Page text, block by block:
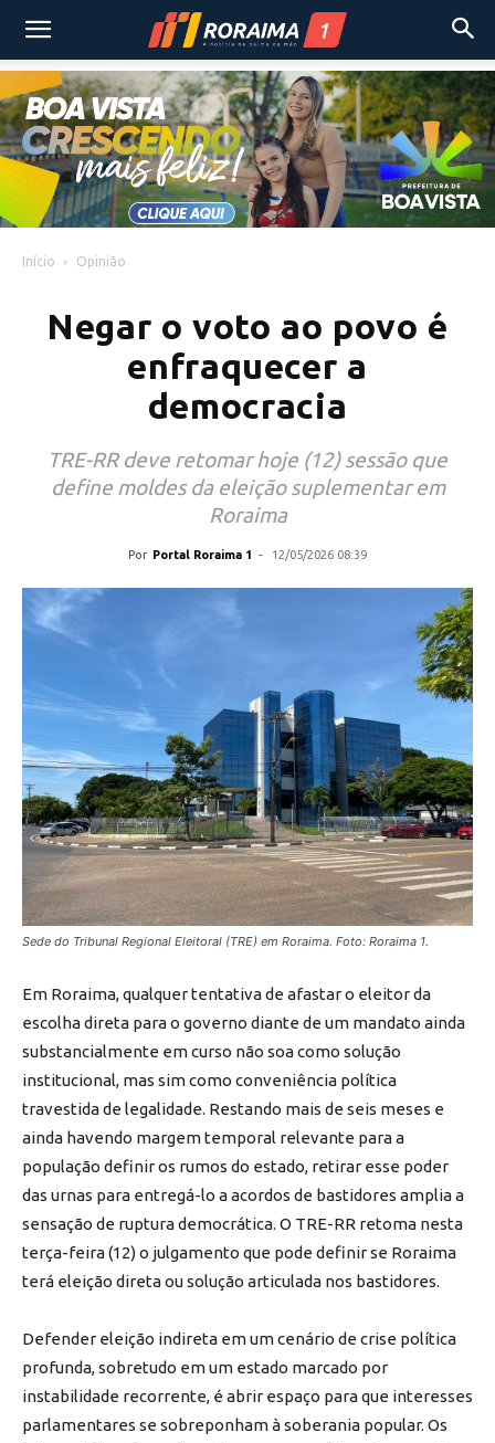
Início Opinião
Negar o voto ao povo é
enfraquecer a
democracia
TRE-RR deve retomar hoje (12) sessão que
define moldes da eleição suplementar em
Roraima
Por Portal Roraima 1 - 12/05/2026 08:39
Sede do Tribunal Regional Eleitoral (TRE) em Roraima. Foto: Roraima 1.
Em Roraima, qualquer tentativa de afastar o eleitor da
escolha direta para o governo diante de um mandato ainda
substancialmente em curso não soa como solução
institucional, mas sim como conveniência política
travestida de legalidade. Restando mais de seis meses e
ainda havendo margem temporal relevante para a
população definir os rumos do estado, retirar esse poder
das urnas para entregá-lo a acordos de bastidores amplia a
sensação de ruptura democrática. O TRE-RR retoma nesta
terça-feira (12) o julgamento que pode definir se Roraima
terá eleição direta ou solução articulada nos bastidores.
Defender eleição indireta em um cenário de crise política
profunda, sobretudo em um estado marcado por
instabilidade recorrente, é abrir espaço para que interesses
parlamentares se sobreponham à soberania popular. Os